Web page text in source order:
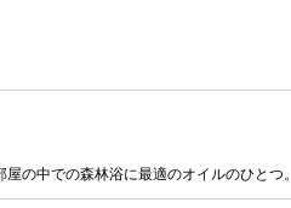
の中での森林浴に最適のオイルのひとつ。